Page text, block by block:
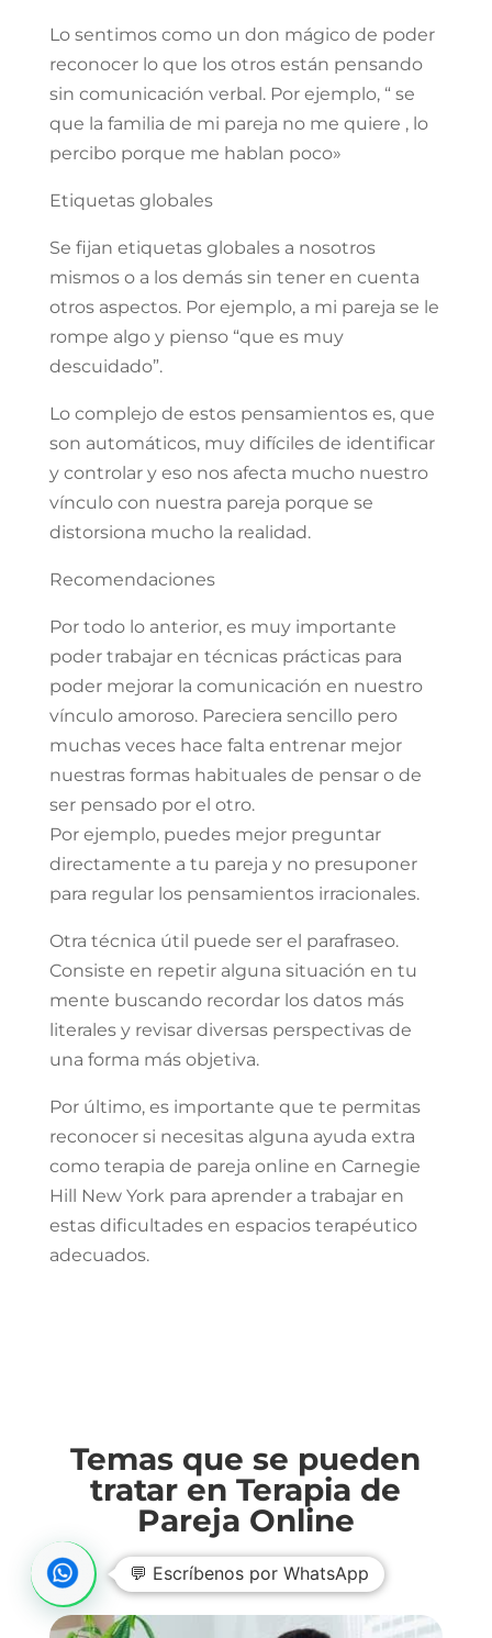
Lo sentimos como un don mágico de poder
reconocer lo que los otros están pensando
sin comunicación verbal. Por ejemplo, “ se
que la familia de mi pareja no me quiere , lo
percibo porque me hablan poco»
Etiquetas globales
Se fijan etiquetas globales a nosotros
mismos o a los demás sin tener en cuenta
otros aspectos. Por ejemplo, a mi pareja se le
rompe algo y pienso “que es muy
descuidado”.
Lo complejo de estos pensamientos es, que
son automáticos, muy difíciles de identificar
y controlar y eso nos afecta mucho nuestro
vínculo con nuestra pareja porque se
distorsiona mucho la realidad.
Recomendaciones
Por todo lo anterior, es muy importante
poder trabajar en técnicas prácticas para
poder mejorar la comunicación en nuestro
vínculo amoroso. Pareciera sencillo pero
muchas veces hace falta entrenar mejor
nuestras formas habituales de pensar o de
ser pensado por el otro.
Por ejemplo, puedes mejor preguntar
directamente a tu pareja y no presuponer
para regular los pensamientos irracionales.
Otra técnica útil puede ser el parafraseo.
Consiste en repetir alguna situación en tu
mente buscando recordar los datos más
literales y revisar diversas perspectivas de
una forma más objetiva.
Por último, es importante que te permitas
reconocer si necesitas alguna ayuda extra
como terapia de pareja online en Carnegie
Hill New York para aprender a trabajar en
estas dificultades en espacios terapéutico
adecuados.
Temas que se pueden
tratar en Terapia de
Pareja Online
💬 Escríbenos por WhatsApp